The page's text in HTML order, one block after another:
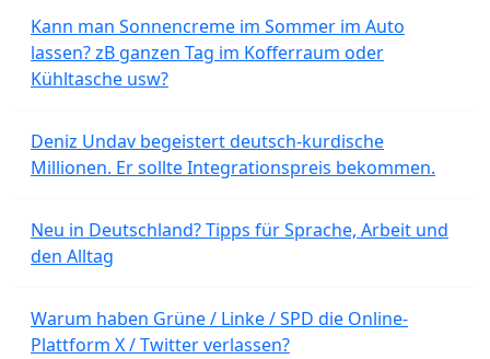
Kann man Sonnencreme im Sommer im Auto
lassen? zB ganzen Tag im Kofferraum oder
Kühltasche usw?
Deniz Undav begeistert deutsch-kurdische
Millionen. Er sollte Integrationspreis bekommen.
Neu in Deutschland? Tipps für Sprache, Arbeit und
den Alltag
Warum haben Grüne / Linke / SPD die Online-
Plattform X / Twitter verlassen?